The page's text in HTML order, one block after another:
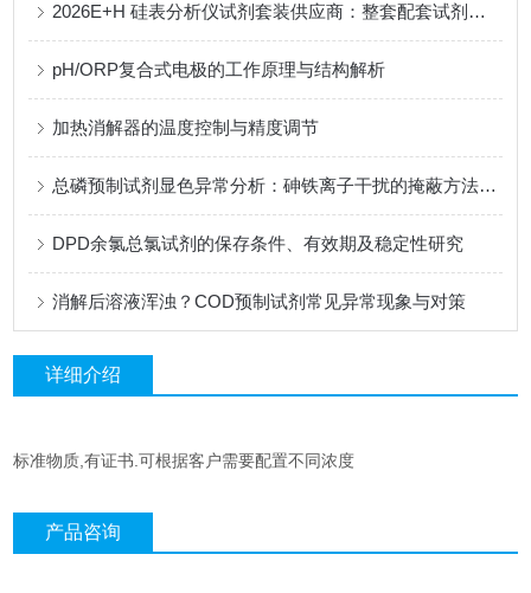
2026E+H 硅表分析仪试剂套装供应商：整套配套试剂，适配电厂在线监测场景
pH/ORP复合式电极的工作原理与结构解析
加热消解器的温度控制与精度调节
总磷预制试剂显色异常分析：砷铁离子干扰的掩蔽方法与质控样验证
DPD余氯总氯试剂的保存条件、有效期及稳定性研究
消解后溶液浑浊？COD预制试剂常见异常现象与对策
详细介绍
标准物质,有证书.可根据客户需要配置不同浓度
产品咨询